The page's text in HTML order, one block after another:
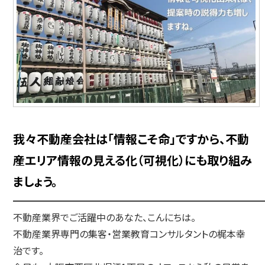
我々不動産会社は「情報こそ命」ですから、不動
産エリア情報の見える化（可視化）にも取り組み
ましょう。
不動産業界でご活躍中のあなた、こんにちは。
不動産業界専門の集客・営業教育コンサルタントの梶本幸
治です。